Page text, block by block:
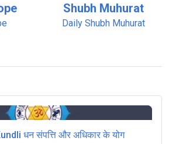
Shubh Muhurat
Daily Shubh Muhurat
धन संपत्ति और अधिकार के योग